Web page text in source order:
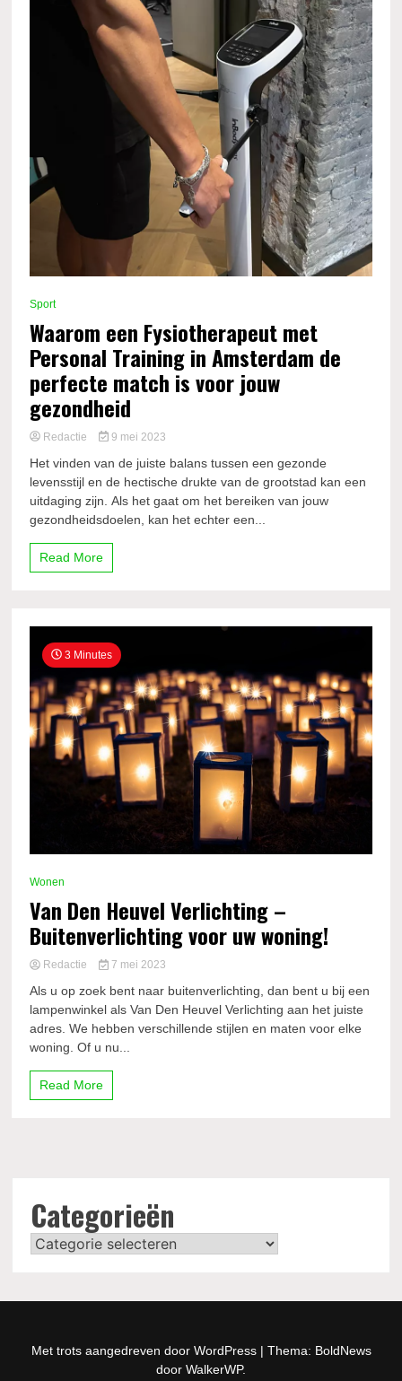
Sport
Waarom een Fysiotherapeut met
Personal Training in Amsterdam de
perfecte match is voor jouw
gezondheid
Redactie 9 mei 2023
Het vinden van de juiste balans tussen een gezonde
levensstijl en de hectische drukte van de grootstad kan een
uitdaging zijn. Als het gaat om het bereiken van jouw
gezondheidsdoelen, kan het echter een...
Read More
3 Minutes
Wonen
Van Den Heuvel Verlichting –
Buitenverlichting voor uw woning!
Redactie 7 mei 2023
Als u op zoek bent naar buitenverlichting, dan bent u bij een
lampenwinkel als Van Den Heuvel Verlichting aan het juiste
adres. We hebben verschillende stijlen en maten voor elke
woning. Of u nu...
Read More
Categorieën
Categorieën
Met trots aangedreven door WordPress | Thema: BoldNews
door WalkerWP.